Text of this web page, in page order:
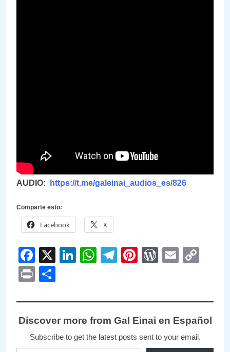
AUDIO: https://t.me/galeinai_audios_es/826
Comparte esto:
Facebook X
Facebook
X LinkedIn
WhatsApp
Telegram
PinterestEmail
Print
Discover more from Gal Einai en Español
Subscribe to get the latest posts sent to your email.
Type your email…